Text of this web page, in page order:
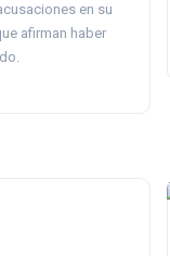
en su
afirman haber